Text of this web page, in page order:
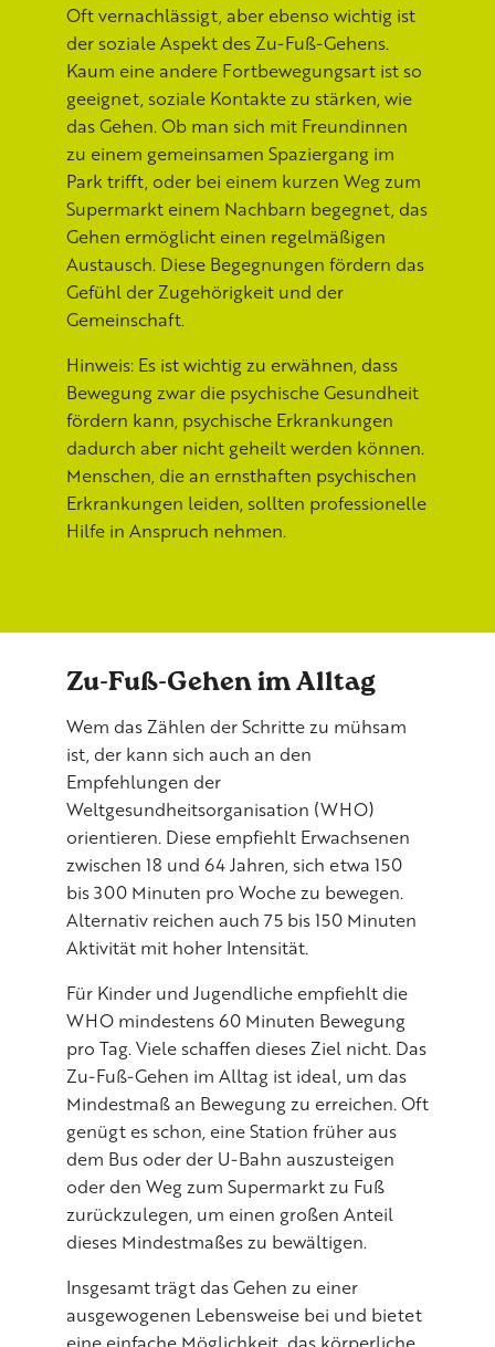
Oft vernachlässigt, aber ebenso wichtig ist
der soziale Aspekt des Zu-Fuß-Gehens.
Kaum eine andere Fortbewegungsart ist so
geeignet, soziale Kontakte zu stärken, wie
das Gehen. Ob man sich mit Freundinnen
zu einem gemeinsamen Spaziergang im
Park trifft, oder bei einem kurzen Weg zum
Supermarkt einem Nachbarn begegnet, das
Gehen ermöglicht einen regelmäßigen
Austausch. Diese Begegnungen fördern das
Gefühl der Zugehörigkeit und der
Gemeinschaft.
Hinweis: Es ist wichtig zu erwähnen, dass
Bewegung zwar die psychische Gesundheit
fördern kann, psychische Erkrankungen
dadurch aber nicht geheilt werden können.
Menschen, die an ernsthaften psychischen
Erkrankungen leiden, sollten professionelle
Hilfe in Anspruch nehmen.
Zu-Fuß-Gehen im Alltag
Wem das Zählen der Schritte zu mühsam
ist, der kann sich auch an den
Empfehlungen der
Weltgesundheitsorganisation (WHO)
orientieren. Diese empfiehlt Erwachsenen
zwischen 18 und 64 Jahren, sich etwa 150
bis 300 Minuten pro Woche zu bewegen.
Alternativ reichen auch 75 bis 150 Minuten
Aktivität mit hoher Intensität.
Für Kinder und Jugendliche empfiehlt die
WHO mindestens 60 Minuten Bewegung
pro Tag. Viele schaffen dieses Ziel nicht. Das
Zu-Fuß-Gehen im Alltag ist ideal, um das
Mindestmaß an Bewegung zu erreichen. Oft
genügt es schon, eine Station früher aus
dem Bus oder der U-Bahn auszusteigen
oder den Weg zum Supermarkt zu Fuß
zurückzulegen, um einen großen Anteil
dieses Mindestmaßes zu bewältigen.
Insgesamt trägt das Gehen zu einer
ausgewogenen Lebensweise bei und bietet
eine einfache Möglichkeit, das körperliche